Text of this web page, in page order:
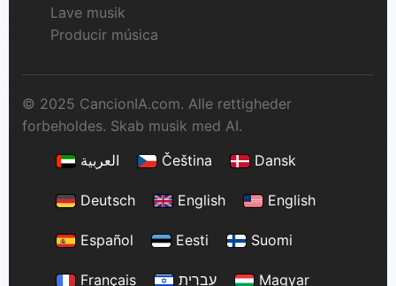
Lave musik
Producir música
© 2025 CancionIA.com. Alle rettigheder
forbeholdes. Skab musik med AI.
العربية
Čeština Dansk
Deutsch English English
Español Eesti Suomi
Français עברית Magyar